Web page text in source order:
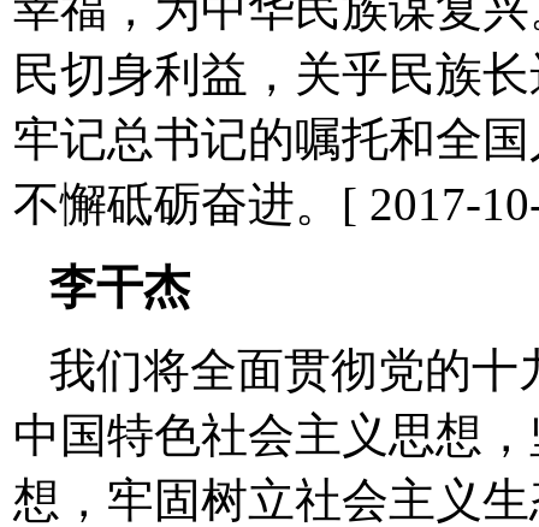
民切身利益，关乎民族
牢记总书记的嘱托和全
不懈砥砺奋进。[ 2017-
李干杰
我们将全面贯彻党的
中国特色社会主义思想
想，牢固树立社会主义